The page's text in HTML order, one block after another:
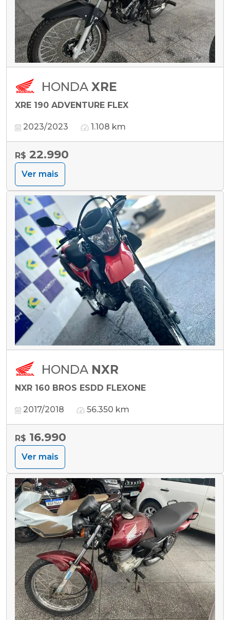
HONDA XRE
XRE 190 ADVENTURE FLEX
2023/2023 1.108 km
R$ 22.990
Ver mais
HONDA NXR
NXR 160 BROS ESDD FLEXONE
2017/2018 56.350 km
R$ 16.990
Ver mais